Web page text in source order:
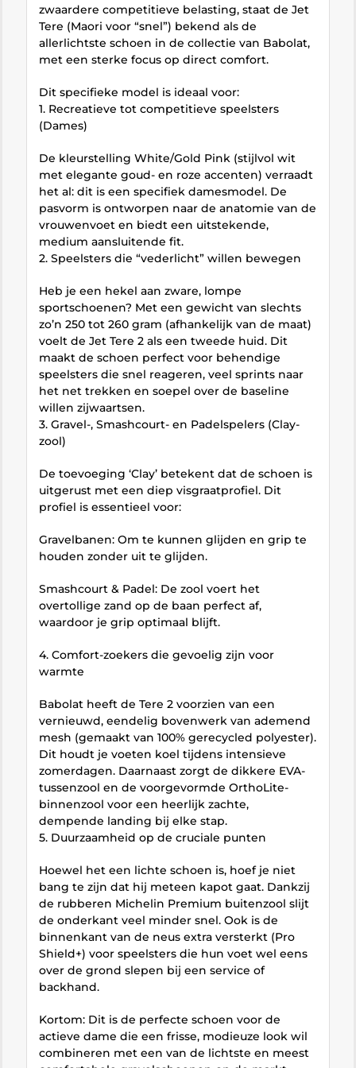
zwaardere competitieve belasting, staat de Jet
Tere (Maori voor “snel”) bekend als de
allerlichtste schoen in de collectie van Babolat,
met een sterke focus op direct comfort.
Dit specifieke model is ideaal voor:
1. Recreatieve tot competitieve speelsters
(Dames)
De kleurstelling White/Gold Pink (stijlvol wit
met elegante goud- en roze accenten) verraadt
het al: dit is een specifiek damesmodel. De
pasvorm is ontworpen naar de anatomie van de
vrouwenvoet en biedt een uitstekende,
medium aansluitende fit.
2. Speelsters die “vederlicht” willen bewegen
Heb je een hekel aan zware, lompe
sportschoenen? Met een gewicht van slechts
zo’n 250 tot 260 gram (afhankelijk van de maat)
voelt de Jet Tere 2 als een tweede huid. Dit
maakt de schoen perfect voor behendige
speelsters die snel reageren, veel sprints naar
het net trekken en soepel over de baseline
willen zijwaartsen.
3. Gravel-, Smashcourt- en Padelspelers (Clay-
zool)
De toevoeging ‘Clay’ betekent dat de schoen is
uitgerust met een diep visgraatprofiel. Dit
profiel is essentieel voor:
Gravelbanen: Om te kunnen glijden en grip te
houden zonder uit te glijden.
Smashcourt & Padel: De zool voert het
overtollige zand op de baan perfect af,
waardoor je grip optimaal blijft.
4. Comfort-zoekers die gevoelig zijn voor
warmte
Babolat heeft de Tere 2 voorzien van een
vernieuwd, eendelig bovenwerk van ademend
mesh (gemaakt van 100% gerecycled polyester).
Dit houdt je voeten koel tijdens intensieve
zomerdagen. Daarnaast zorgt de dikkere EVA-
tussenzool en de voorgevormde OrthoLite-
binnenzool voor een heerlijk zachte,
dempende landing bij elke stap.
5. Duurzaamheid op de cruciale punten
Hoewel het een lichte schoen is, hoef je niet
bang te zijn dat hij meteen kapot gaat. Dankzij
de rubberen Michelin Premium buitenzool slijt
de onderkant veel minder snel. Ook is de
binnenkant van de neus extra versterkt (Pro
Shield+) voor speelsters die hun voet wel eens
over de grond slepen bij een service of
backhand.
Kortom: Dit is de perfecte schoen voor de
actieve dame die een frisse, modieuze look wil
combineren met een van de lichtste en meest